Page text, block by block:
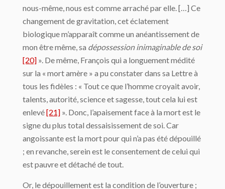
nous-même, nous est comme arraché par elle. […] Ce
changement de gravitation, cet éclatement
biologique m’apparaît comme un anéantissement de
mon être même, sa dépossession inimaginable de soi
[20] ». De même, François qui a longuement médité
sur la « mort amère » a pu constater dans sa Lettre à
tous les fidèles : « Tout ce que l’homme croyait avoir,
talents, autorité, science et sagesse, tout cela lui est
enlevé[21] ». Donc, l’apaisement face à la mort est le
signe du plus total dessaisissement de soi. Car
angoissante est la mort pour qui n’a pas été dépouillé
; en revanche, serein est le consentement de celui qui
est pauvre et détaché de tout.
Or, le dépouillement est la condition de l’ouverture ;